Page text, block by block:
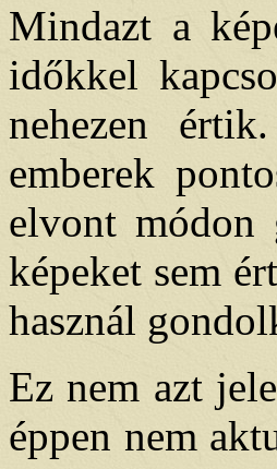
Mindazt a
időkkel
nehezen
emberek
elvont módon
képeket sem
használ
Ez nem azt
éppen nem